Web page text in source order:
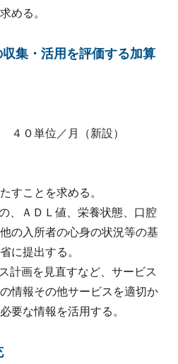
める。
集・活用を評価する加算
０単位／月（新設）
すことを求める。
、ＡＤＬ値、栄養状態、口腔
の入所者の心身の状況等の基
に提出する。
画を見直すなど、サービス
情報その他サービスを適切か
要な情報を活用する。